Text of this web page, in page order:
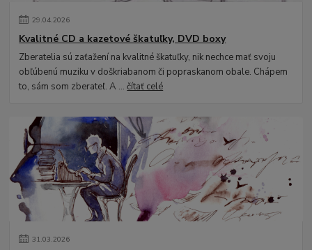
29.04.2026
Kvalitné CD a kazetové škatuľky, DVD boxy
Zberatelia sú zaťažení na kvalitné škatuľky, nik nechce mať svoju
obľúbenú muziku v doškriabanom či popraskanom obale. Chápem
to, sám som zberateľ. A ...čítať celé
31.03.2026